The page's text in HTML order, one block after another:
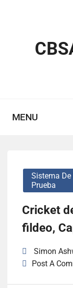
MENU
Sistema De
Prueba
Cricket
fildeo,
Simon
Post A